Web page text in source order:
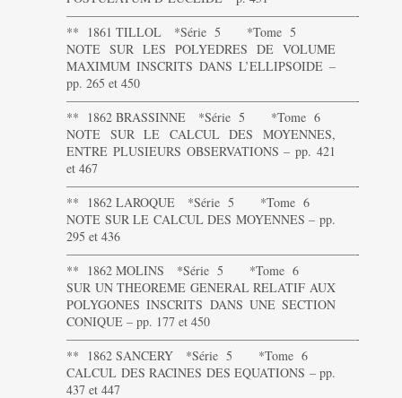
———————————————————————-
** 1861 TILLOL *Série 5 *Tome 5
NOTE SUR LES POLYEDRES DE VOLUME
MAXIMUM INSCRITS DANS L’ELLIPSOIDE –
pp. 265 et 450
———————————————————————-
** 1862 BRASSINNE *Série 5 *Tome 6
NOTE SUR LE CALCUL DES MOYENNES,
ENTRE PLUSIEURS OBSERVATIONS – pp. 421
et 467
———————————————————————-
** 1862 LAROQUE *Série 5 *Tome 6
NOTE SUR LE CALCUL DES MOYENNES – pp.
295 et 436
———————————————————————-
** 1862 MOLINS *Série 5 *Tome 6
SUR UN THEOREME GENERAL RELATIF AUX
POLYGONES INSCRITS DANS UNE SECTION
CONIQUE – pp. 177 et 450
———————————————————————-
** 1862 SANCERY *Série 5 *Tome 6
CALCUL DES RACINES DES EQUATIONS – pp.
437 et 447